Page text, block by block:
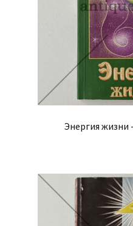
Энергия жизни